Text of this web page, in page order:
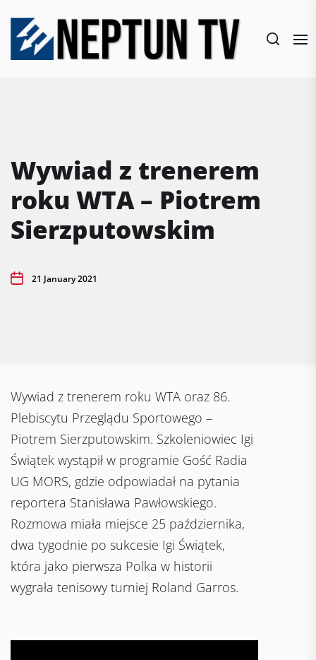
content
Wywiad z trenerem
roku WTA – Piotrem
Sierzputowskim
21 January 2021
Wywiad z trenerem roku WTA oraz 86.
Plebiscytu Przeglądu Sportowego –
Piotrem Sierzputowskim. Szkoleniowiec Igi
Świątek wystąpił w programie Gość Radia
UG MORS, gdzie odpowiadał na pytania
reportera Stanisława Pawłowskiego.
Rozmowa miała miejsce 25 października,
dwa tygodnie po sukcesie Igi Świątek,
która jako pierwsza Polka w historii
wygrała tenisowy turniej Roland Garros.